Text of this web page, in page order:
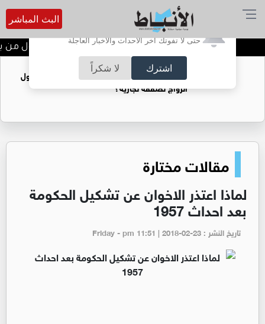
أترغب في تفعيل الإشعارات؟
حتى لا تفوتك آخر الأحداث والأخبار العاجلة
اشترك لا شكراً
البث المباشر
تتويج الفرق الفائزة في اليوم الأول من
فتيات يستغللنه لتحقيق مكاسب مادية.. هل تحول
الزواج لصفقة تجارية؟
مقالات مختارة
لماذا اعتذر الاخوان عن تشكيل الحكومة
بعد احداث 1957
تاريخ النشر : Friday - pm 11:51 | 2018-02-23